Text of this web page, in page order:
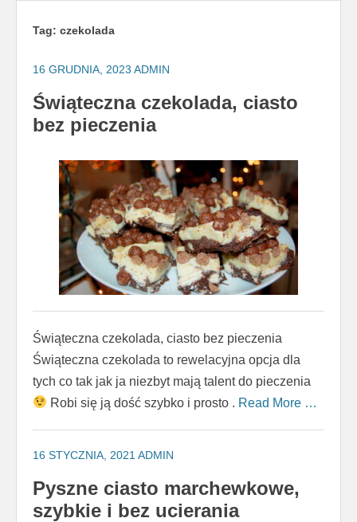
Tag: czekolada
16 GRUDNIA, 2023 ADMIN
Świąteczna czekolada, ciasto
bez pieczenia
Świąteczna czekolada, ciasto bez pieczenia
Świąteczna czekolada to rewelacyjna opcja dla
tych co tak jak ja niezbyt mają talent do pieczenia
Robi się ją dość szybko i prosto . Read More …
16 STYCZNIA, 2021 ADMIN
Pyszne ciasto marchewkowe,
szybkie i bez ucierania